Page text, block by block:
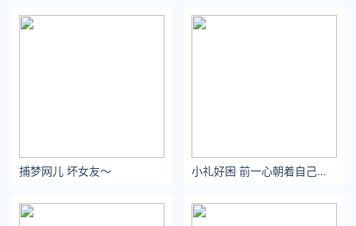
关注公众号：拾黑（shiheibook）了解更多
捕梦网儿 坏女友～ 小礼好困 前一心朝着自己目标前进的人，整个世界都会给他让路。